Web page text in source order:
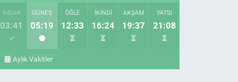
İMSAK
03:41
GÜNEŞ
05:19
ÖĞLE
12:33
İKINDI
16:24
AKŞAM
19:37
YATSI
21:08
Aylık Vakitler